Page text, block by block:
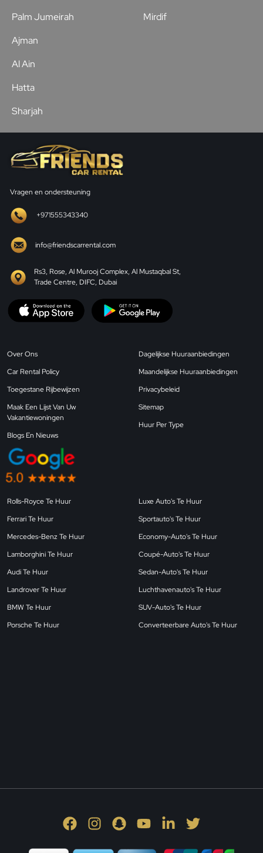
Palm Jumeirah
Mirdif
Ajman
Al Ain
Hatta
Sharjah
Vragen en ondersteuning
+971555343340
info@friendscarrental.com
Rs3, Rose, Al Murooj Complex, Al Mustaqbal St,
Trade Centre, DIFC, Dubai
Over Ons
Car Rental Policy
Toegestane Rijbewijzen
Maak Een Lijst Van Uw
Vakantiewoningen
Blogs En Nieuws
Dagelijkse Huuraanbiedingen
Maandelijkse Huuraanbiedingen
Privacybeleid
Sitemap
Huur Per Type
Rolls-Royce Te Huur
Ferrari Te Huur
Mercedes-Benz Te Huur
Lamborghini Te Huur
Audi Te Huur
Landrover Te Huur
BMW Te Huur
Porsche Te Huur
Luxe Auto's Te Huur
Sportauto's Te Huur
Economy-Auto's Te Huur
Coupé-Auto's Te Huur
Sedan-Auto's Te Huur
Luchthavenauto's Te Huur
SUV-Auto's Te Huur
Converteerbare Auto's Te Huur